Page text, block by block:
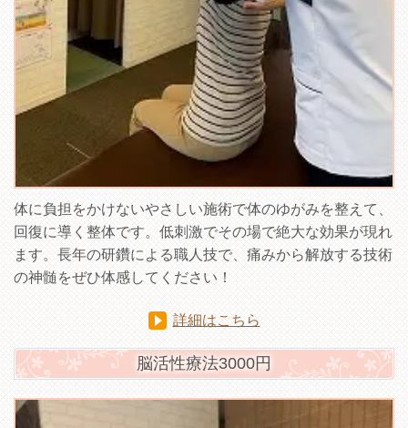
体に負担をかけないやさしい施術で体のゆがみを整えて、
回復に導く整体です。低刺激でその場で絶大な効果が現れ
ます。長年の研鑽による職人技で、痛みから解放する技術
の神髄をぜひ体感してください！
詳細はこちら
脳活性療法3000円